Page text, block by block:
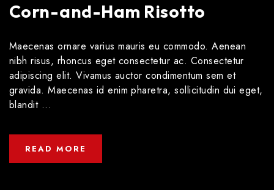
Corn-and-Ham Risotto
Maecenas ornare varius mauris eu commodo. Aenean
nibh risus, rhoncus eget consectetur ac. Consectetur
adipiscing elit. Vivamus auctor condimentum sem et
gravida. Maecenas id enim pharetra, sollicitudin dui eget,
blandit ...
READ MORE